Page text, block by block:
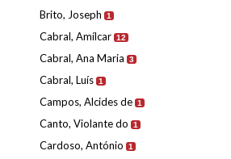
Brito, Joseph 1
Cabral, Amílcar 12
Cabral, Ana Maria 3
Cabral, Luís 1
Campos, Alcides de 1
Canto, Violante do 1
Cardoso, António 1